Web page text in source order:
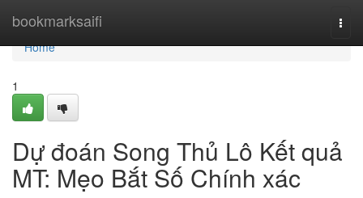
bookmarksaifi
Home
Home
1
Dự đoán Song Thủ Lô Kết quả
MT: Mẹo Bắt Số Chính xác